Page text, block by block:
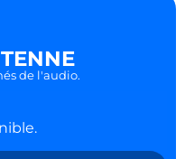
de l'audio.